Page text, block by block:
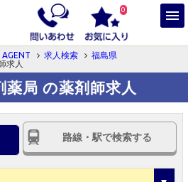
0
求人検索
福島県
求人
局 の薬剤師求人
路線・駅で検索する